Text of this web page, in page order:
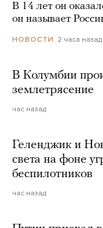
В 14 лет он
он называет
НОВОСТИ 2 часа назад
В Колумбии
землетрясение
час назад
Геленджик и
света на фоне
беспилотников
час назад